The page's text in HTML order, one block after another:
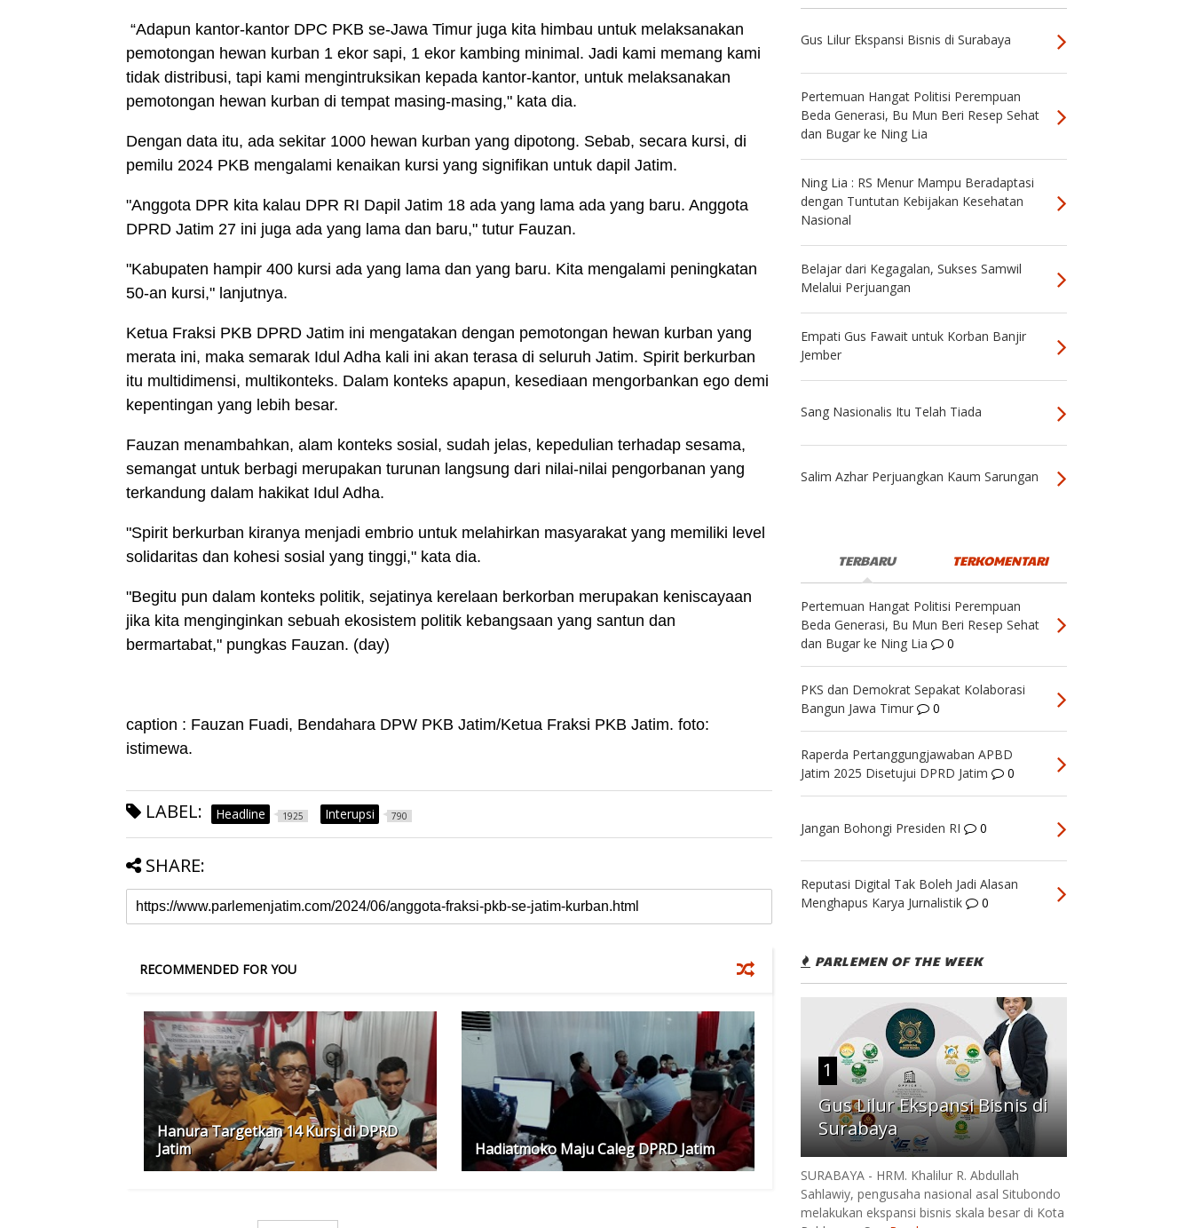
“Adapun kantor-kantor DPC PKB se-Jawa Timur juga kita himbau untuk melaksanakan
pemotongan hewan kurban 1 ekor sapi, 1 ekor kambing minimal. Jadi kami memang kami
tidak distribusi, tapi kami mengintruksikan kepada kantor-kantor, untuk melaksanakan
pemotongan hewan kurban di tempat masing-masing," kata dia.
Dengan data itu, ada sekitar 1000 hewan kurban yang dipotong. Sebab, secara kursi, di
pemilu 2024 PKB mengalami kenaikan kursi yang signifikan untuk dapil Jatim.
"Anggota DPR kita kalau DPR RI Dapil Jatim 18 ada yang lama ada yang baru. Anggota
DPRD Jatim 27 ini juga ada yang lama dan baru," tutur Fauzan.
"Kabupaten hampir 400 kursi ada yang lama dan yang baru. Kita mengalami peningkatan
50-an kursi," lanjutnya.
Ketua Fraksi PKB DPRD Jatim ini mengatakan dengan pemotongan hewan kurban yang
merata ini, maka semarak Idul Adha kali ini akan terasa di seluruh Jatim. Spirit berkurban
itu multidimensi, multikonteks. Dalam konteks apapun, kesediaan mengorbankan ego demi
kepentingan yang lebih besar.
Fauzan menambahkan, alam konteks sosial, sudah jelas, kepedulian terhadap sesama,
semangat untuk berbagi merupakan turunan langsung dari nilai-nilai pengorbanan yang
terkandung dalam hakikat Idul Adha.
"Spirit berkurban kiranya menjadi embrio untuk melahirkan masyarakat yang memiliki level
solidaritas dan kohesi sosial yang tinggi," kata dia.
"Begitu pun dalam konteks politik, sejatinya kerelaan berkorban merupakan keniscayaan
jika kita menginginkan sebuah ekosistem politik kebangsaan yang santun dan
bermartabat," pungkas Fauzan. (day)
caption : Fauzan Fuadi, Bendahara DPW PKB Jatim/Ketua Fraksi PKB Jatim. foto:
istimewa.
LABEL: Headline 1925 Interupsi 790
SHARE:
RECOMMENDED FOR YOU
Hanura Targetkan 14 Kursi di DPRD
Jatim
Hadiatmoko Maju Caleg DPRD Jatim
Gus Lilur Ekspansi Bisnis di Surabaya
Pertemuan Hangat Politisi Perempuan
Beda Generasi, Bu Mun Beri Resep Sehat
dan Bugar ke Ning Lia
Ning Lia : RS Menur Mampu Beradaptasi
dengan Tuntutan Kebijakan Kesehatan
Nasional
Belajar dari Kegagalan, Sukses Samwil
Melalui Perjuangan
Empati Gus Fawait untuk Korban Banjir
Jember
Sang Nasionalis Itu Telah Tiada
Salim Azhar Perjuangkan Kaum Sarungan
TERBARU TERKOMENTARI
Pertemuan Hangat Politisi Perempuan
Beda Generasi, Bu Mun Beri Resep Sehat
dan Bugar ke Ning Lia
0
PKS dan Demokrat Sepakat Kolaborasi
Bangun Jawa Timur
0
Raperda Pertanggungjawaban APBD
Jatim 2025 Disetujui DPRD Jatim
0
Jangan Bohongi Presiden RI 0
Reputasi Digital Tak Boleh Jadi Alasan
Menghapus Karya Jurnalistik
0
PARLEMEN OF THE WEEK
1
Gus Lilur Ekspansi Bisnis di
Surabaya
SURABAYA - HRM. Khalilur R. Abdullah
Sahlawiy, pengusaha nasional asal Situbondo
melakukan ekspansi bisnis skala besar di Kota